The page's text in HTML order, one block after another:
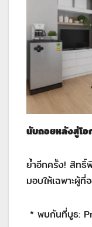
นับถอยหลังสู่โอ
ย้ำอีกครั้ง! สิทธิ์
มอบให้เฉพาะผู้
* พบกันที่บูธ: